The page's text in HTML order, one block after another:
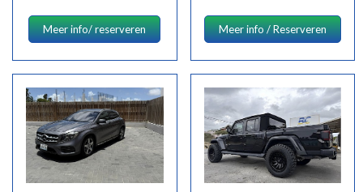
Meer info/ reserveren Meer info / Reserveren